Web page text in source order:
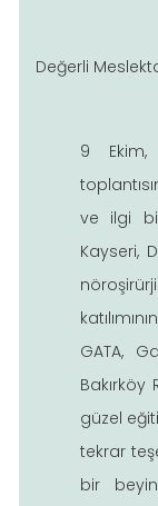
Değerli
9 Ekim,
ve ilgi
Kayseri,
GATA,
Bakırköy
güzel
tekrar
bir